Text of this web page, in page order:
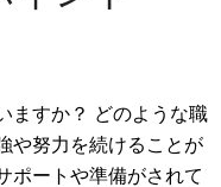
ますか？ どのような職
や努力を続けることが
ポートや準備がされて